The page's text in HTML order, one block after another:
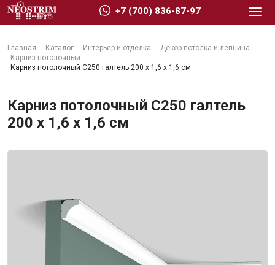
Главная Каталог Интерьер и отделка
Декор потолка и лепнина
Карниз потолочный
Карниз потолочный C250 галтель 200 x 1,6 x 1,6 см
Карниз потолочный C250 галтель
200 x 1,6 x 1,6 см
+7 (700) 836-87-97
Стройматериалы
Сухие строительные смеси
Кровельные материалы